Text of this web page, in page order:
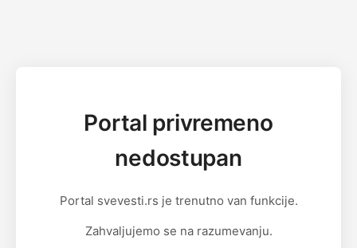
Portal privremeno
nedostupan
Portal svevesti.rs je trenutno van funkcije.
Zahvaljujemo se na razumevanju.